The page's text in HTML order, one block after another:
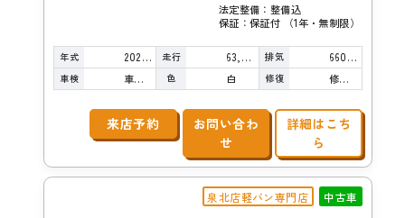
法定整備：整備込
保証：保証付 （1年・無制限）
年式 2020年 走行 63,000km 排気 660cc
車検 車検整備付 色 白 修復 修復歴無し
来店予約
お問い合わ
せ
詳細はこち
ら
泉北店軽バン専門店 中古車